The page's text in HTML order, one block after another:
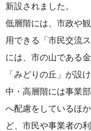
新設されました。
低層階には、市政や
用できる「市民交流
には、市の山である
「みどりの丘」が設
中・高層階には事業
へ配慮をしているほ
ど、市民や事業者の